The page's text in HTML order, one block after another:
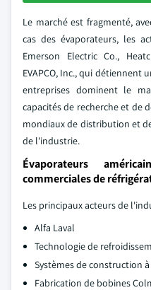
Le marché est fragmenté,
cas des évaporateurs, les
Emerson Electric Co.,
EVAPCO, Inc., qui détiennent
entreprises dominent le
capacités de recherche et de
mondiaux de distribution et
de l'industrie.
Évaporateurs
commerciales de
Les principaux acteurs de
Alfa Laval
Technologie de
Systèmes de construction
Fabrication de bobines